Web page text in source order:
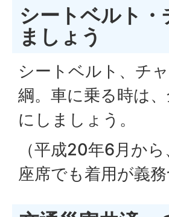
シートベルト
ましょう
シートベルト、チ
綱。車に乗る時は
にしましょう。
（平成20年6月か
座席でも着用が義